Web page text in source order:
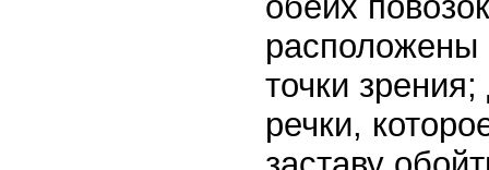
расположены
точки
речки,